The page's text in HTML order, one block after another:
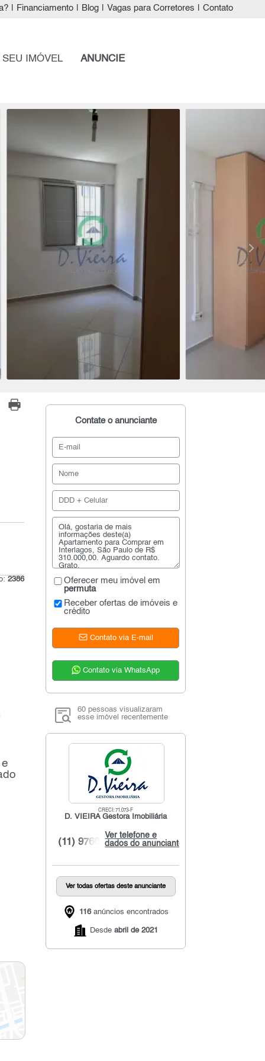
Financiamento Blog Vagas para Corretores Contato
IMÓVEL ANUNCIE
2386
Contate o anunciante
Oferecer meu imóvel em
permuta
Receber ofertas de imóveis e
crédito
Contato via E-mail
Contato via WhatsApp
60 pessoas visualizaram
esse imóvel recentemente
CRECI: 71.073-F
D. VIEIRA Gestora Imobiliária
Ver telefone e
dados do anunciante
(11) 9766...
Ver todas ofertas deste anunciante
116anúncios encontrados
Desdeabril de 2021